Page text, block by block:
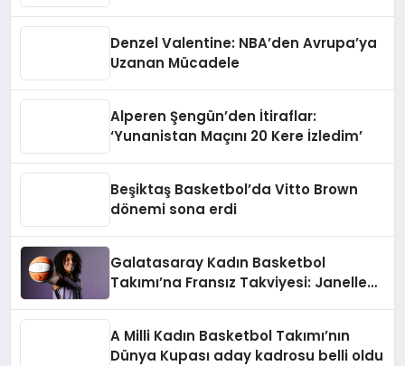
Denzel Valentine: NBA’den Avrupa’ya
Uzanan Mücadele
Alperen Şengün’den İtiraflar:
‘Yunanistan Maçını 20 Kere İzledim’
Beşiktaş Basketbol’da Vitto Brown
dönemi sona erdi
Galatasaray Kadın Basketbol
Takımı’na Fransız Takviyesi: Janelle
A Milli Kadın Basketbol Takımı’nın
Dünya Kupası aday kadrosu belli oldu